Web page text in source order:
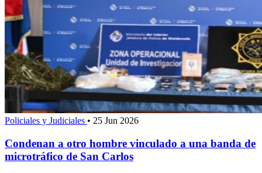
Policiales y Judiciales • 25 Jun 2026
Condenan a otro hombre vinculado a una banda de
microtráfico de San Carlos